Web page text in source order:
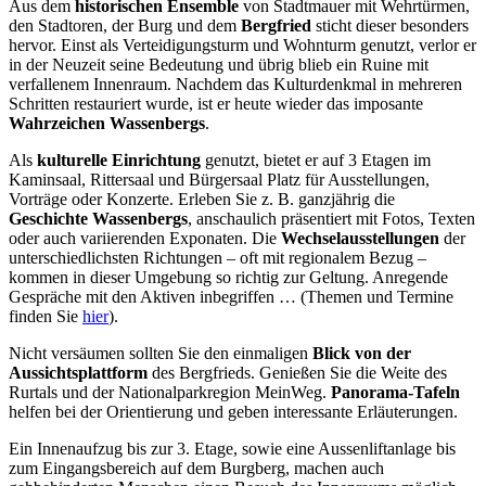
Aus dem historischen Ensemble von Stadtmauer mit Wehrtürmen,
den Stadtoren, der Burg und dem Bergfried sticht dieser besonders
hervor. Einst als Verteidigungsturm und Wohnturm genutzt, verlor er
in der Neuzeit seine Bedeutung und übrig blieb ein Ruine mit
verfallenem Innenraum. Nachdem das Kulturdenkmal in mehreren
Schritten restauriert wurde, ist er heute wieder das imposante
Wahrzeichen Wassenbergs.
Als kulturelle Einrichtung genutzt, bietet er auf 3 Etagen im
Kaminsaal, Rittersaal und Bürgersaal Platz für Ausstellungen,
Vorträge oder Konzerte. Erleben Sie z. B. ganzjährig die
Geschichte Wassenbergs, anschaulich präsentiert mit Fotos, Texten
oder auch variierenden Exponaten. Die Wechselausstellungen der
unterschiedlichsten Richtungen – oft mit regionalem Bezug –
kommen in dieser Umgebung so richtig zur Geltung. Anregende
Gespräche mit den Aktiven inbegriffen … (Themen und Termine
finden Sie hier).
Nicht versäumen sollten Sie den einmaligen Blick von der
Aussichtsplattform des Bergfrieds. Genießen Sie die Weite des
Rurtals und der Nationalparkregion MeinWeg. Panorama-Tafeln
helfen bei der Orientierung und geben interessante Erläuterungen.
Ein Innenaufzug bis zur 3. Etage, sowie eine Aussenliftanlage bis
zum Eingangsbereich auf dem Burgberg, machen auch